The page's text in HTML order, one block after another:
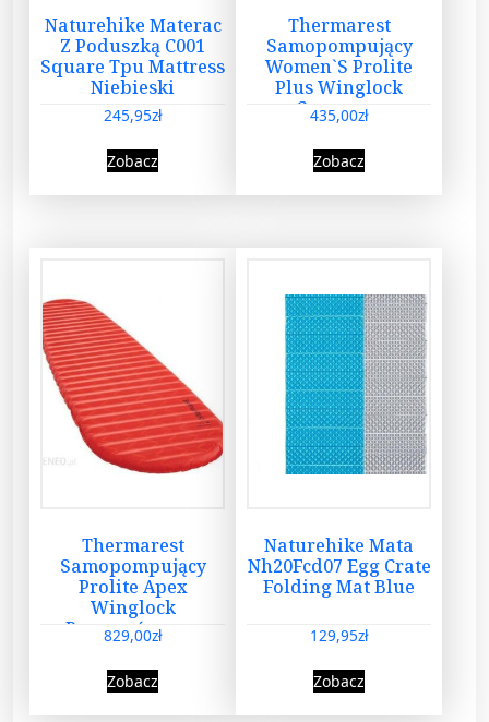
Naturehike Materac
Z Poduszką C001
Square Tpu Mattress
Niebieski
245,95zł
Zobacz
Thermarest
Samopompujący
Women`S Prolite
Plus Winglock
Czerwony
435,00zł
Zobacz
Thermarest
Samopompujący
Prolite Apex
Winglock
Pomarańczowy
829,00zł
Zobacz
Naturehike Mata
Nh20Fcd07 Egg Crate
Folding Mat Blue
129,95zł
Zobacz